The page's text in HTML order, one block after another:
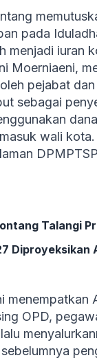
pada
menjadi iuran
Moerniaeni,
pejabat
sebagai
wali
Talangi
Diproyeksikan
OPD,